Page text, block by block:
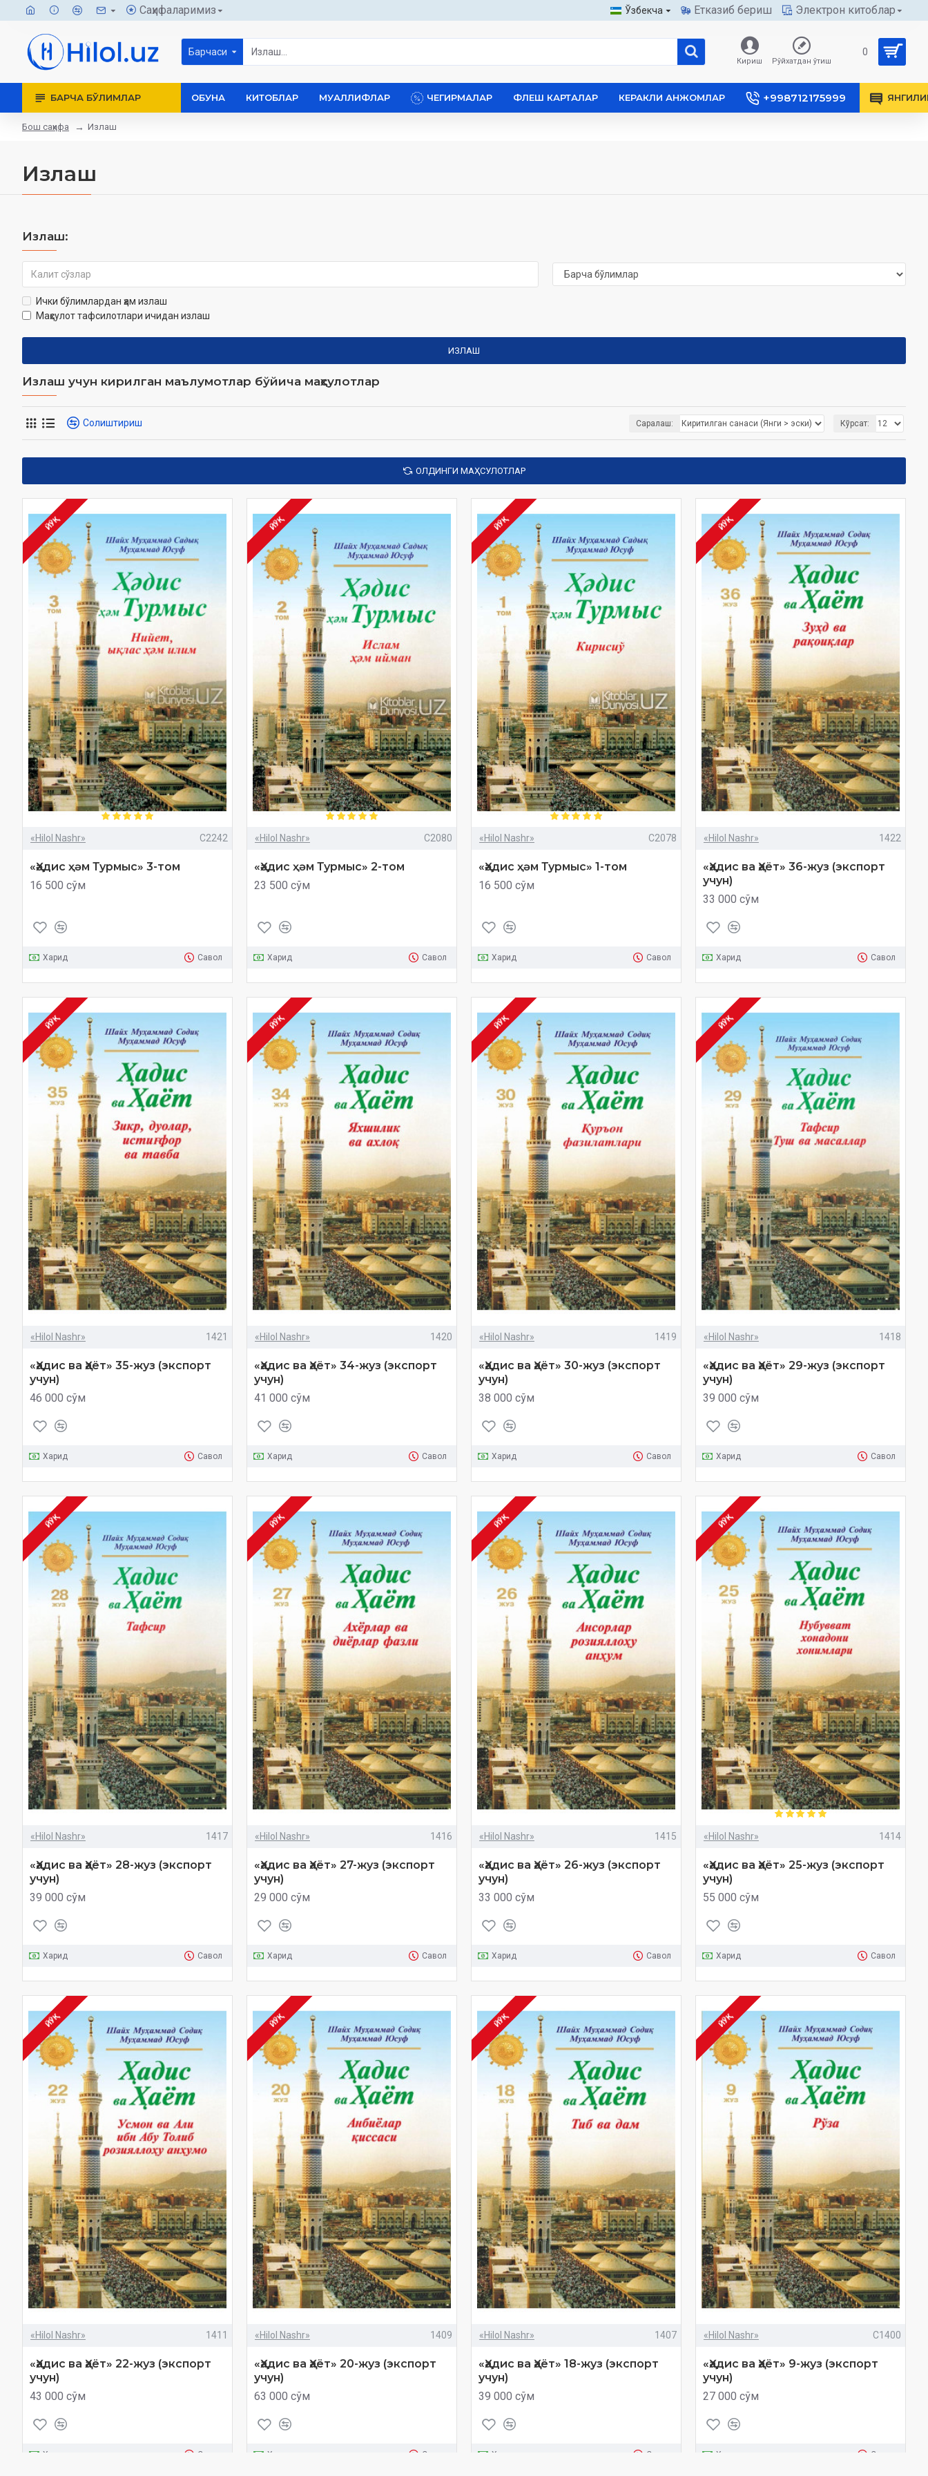
Саҳифаларимиз Ўзбекча Етказиб бериш Электрон китоблар
Барчаси
Кириш Рўйхатдан ўтиш
0
БАРЧА БЎЛИМЛАР ОБУНА КИТОБЛАР МУАЛЛИФЛАР ЧЕГИРМАЛАР ФЛЕШ КАРТАЛАР КЕРАКЛИ АНЖОМЛАР +998712175999
Бош саҳифа Излаш
Излаш
Излаш:
Ички бўлимлардан ҳам излаш
Маҳсулот тафсилотлари ичидан излаш
ИЗЛАШ
Излаш учун кирилган маълумотлар бўйича маҳсулотлар
Солиштириш Саралаш: Кўрсат:
ОЛДИНГИ МАҲСУЛОТЛАР
ЙЎҚ
«Hilol Nashr» C2242
«Ҳәдис ҳәм Турмыс» 3-том
16 500 сўм
Харид Савол
ЙЎҚ
«Hilol Nashr» C2080
«Ҳәдис ҳәм Турмыс» 2-том
23 500 сўм
Харид Савол
ЙЎҚ
«Hilol Nashr» C2078
«Ҳәдис ҳәм Турмыс» 1-том
16 500 сўм
Харид Савол
ЙЎҚ
«Hilol Nashr» 1422
«Ҳадис ва Ҳаёт» 36-жуз (экспорт
учун)
33 000 сўм
Харид Савол
ЙЎҚ
«Hilol Nashr» 1421
«Ҳадис ва Ҳаёт» 35-жуз (экспорт
учун)
46 000 сўм
Харид Савол
ЙЎҚ
«Hilol Nashr» 1420
«Ҳадис ва Ҳаёт» 34-жуз (экспорт
учун)
41 000 сўм
Харид Савол
ЙЎҚ
«Hilol Nashr» 1419
«Ҳадис ва Ҳаёт» 30-жуз (экспорт
учун)
38 000 сўм
Харид Савол
ЙЎҚ
«Hilol Nashr» 1418
«Ҳадис ва Ҳаёт» 29-жуз (экспорт
учун)
39 000 сўм
Харид Савол
ЙЎҚ
«Hilol Nashr» 1417
«Ҳадис ва Ҳаёт» 28-жуз (экспорт
учун)
39 000 сўм
Харид Савол
ЙЎҚ
«Hilol Nashr» 1416
«Ҳадис ва Ҳаёт» 27-жуз (экспорт
учун)
29 000 сўм
Харид Савол
ЙЎҚ
«Hilol Nashr» 1415
«Ҳадис ва Ҳаёт» 26-жуз (экспорт
учун)
33 000 сўм
Харид Савол
ЙЎҚ
«Hilol Nashr» 1414
«Ҳадис ва Ҳаёт» 25-жуз (экспорт
учун)
55 000 сўм
Харид Савол
ЙЎҚ
«Hilol Nashr» 1411
«Ҳадис ва Ҳаёт» 22-жуз (экспорт
учун)
43 000 сўм
Харид Савол
ЙЎҚ
«Hilol Nashr» 1409
«Ҳадис ва Ҳаёт» 20-жуз (экспорт
учун)
63 000 сўм
Харид Савол
ЙЎҚ
«Hilol Nashr» 1407
«Ҳадис ва Ҳаёт» 18-жуз (экспорт
учун)
39 000 сўм
Харид Савол
ЙЎҚ
«Hilol Nashr» C1400
«Ҳадис ва Ҳаёт» 9-жуз (экспорт
учун)
27 000 сўм
Харид Савол